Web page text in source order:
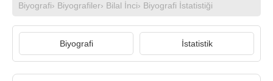
Biyografi› Biyografiler› Bilal İnci› Biyografi İstatistiği
Biyografi İstatistik